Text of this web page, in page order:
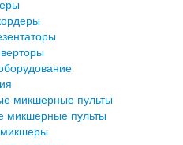
микшерные пульты
микшерные пульты